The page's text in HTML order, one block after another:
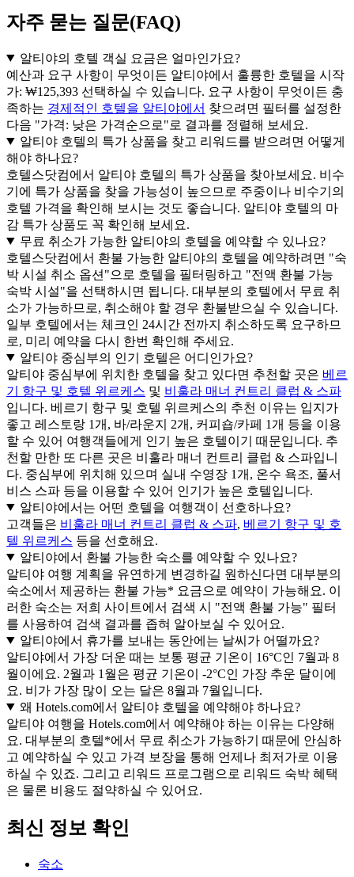
자주 묻는 질문(FAQ)
알티야의 호텔 객실 요금은 얼마인가요?
예산과 요구 사항이 무엇이든 알티야에서 훌륭한 호텔을 시작
가: ₩125,393 선택하실 수 있습니다. 요구 사항이 무엇이든 충
족하는 경제적인 호텔을 알티야에서 찾으려면 필터를 설정한
다음 "가격: 낮은 가격순으로"로 결과를 정렬해 보세요.
알티야 호텔의 특가 상품을 찾고 리워드를 받으려면 어떻게
해야 하나요?
호텔스닷컴에서 알티야 호텔의 특가 상품을 찾아보세요. 비수
기에 특가 상품을 찾을 가능성이 높으므로 주중이나 비수기의
호텔 가격을 확인해 보시는 것도 좋습니다. 알티야 호텔의 마
감 특가 상품도 꼭 확인해 보세요.
무료 취소가 가능한 알티야의 호텔을 예약할 수 있나요?
호텔스닷컴에서 환불 가능한 알티야의 호텔을 예약하려면 "숙
박 시설 취소 옵션"으로 호텔을 필터링하고 "전액 환불 가능
숙박 시설"을 선택하시면 됩니다. 대부분의 호텔에서 무료 취
소가 가능하므로, 취소해야 할 경우 환불받으실 수 있습니다.
일부 호텔에서는 체크인 24시간 전까지 취소하도록 요구하므
로, 미리 예약을 다시 한번 확인해 주세요.
알티야 중심부의 인기 호텔은 어디인가요?
알티야 중심부에 위치한 호텔을 찾고 있다면 추천할 곳은 베르
기 항구 및 호텔 위르케스 및 비훌라 매너 컨트리 클럽 & 스파
입니다. 베르기 항구 및 호텔 위르케스의 추천 이유는 입지가
좋고 레스토랑 1개, 바/라운지 2개, 커피숍/카페 1개 등을 이용
할 수 있어 여행객들에게 인기 높은 호텔이기 때문입니다. 추
천할 만한 또 다른 곳은 비훌라 매너 컨트리 클럽 & 스파입니
다. 중심부에 위치해 있으며 실내 수영장 1개, 온수 욕조, 풀서
비스 스파 등을 이용할 수 있어 인기가 높은 호텔입니다.
알티야에서는 어떤 호텔을 여행객이 선호하나요?
고객들은 비훌라 매너 컨트리 클럽 & 스파, 베르기 항구 및 호
텔 위르케스 등을 선호해요.
알티야에서 환불 가능한 숙소를 예약할 수 있나요?
알티야 여행 계획을 유연하게 변경하길 원하신다면 대부분의
숙소에서 제공하는 환불 가능* 요금으로 예약이 가능해요. 이
러한 숙소는 저희 사이트에서 검색 시 "전액 환불 가능" 필터
를 사용하여 검색 결과를 좁혀 알아보실 수 있어요.
알티야에서 휴가를 보내는 동안에는 날씨가 어떨까요?
알티야에서 가장 더운 때는 보통 평균 기온이 16°C인 7월과 8
월이에요. 2월과 1월은 평균 기온이 -2°C인 가장 추운 달이에
요. 비가 가장 많이 오는 달은 8월과 7월입니다.
왜 Hotels.com에서 알티야 호텔을 예약해야 하나요?
알티야 여행을 Hotels.com에서 예약해야 하는 이유는 다양해
요. 대부분의 호텔*에서 무료 취소가 가능하기 때문에 안심하
고 예약하실 수 있고 가격 보장을 통해 언제나 최저가로 이용
하실 수 있죠. 그리고 리워드 프로그램으로 리워드 숙박 혜택
은 물론 비용도 절약하실 수 있어요.
최신 정보 확인
숙소